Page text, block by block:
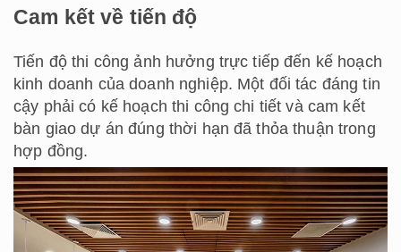
Cam kết về tiến độ
Tiến độ thi công ảnh hưởng trực tiếp đến kế hoạch
kinh doanh của doanh nghiệp. Một đối tác đáng tin
cậy phải có kế hoạch thi công chi tiết và cam kết
bàn giao dự án đúng thời hạn đã thỏa thuận trong
hợp đồng.